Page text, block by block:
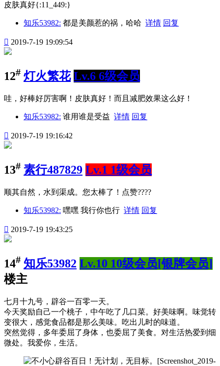
皮肤真好{:11_449:}
知乐53982: 都是美颜惹的祸，哈哈 详情 回复
 2019-7-19 19:09:54
12# 灯火繁花 Lv.6 6级会员
哇，好棒好厉害啊！皮肤真好！而且减肥效果这么好！
知乐53982: 谁用谁是受益 详情 回复
 2019-7-19 19:16:42
13# 素行487829 Lv.1 1级会员
顺其自然，水到渠成。您太棒了！点赞????
知乐53982: 嘿嘿 我行你也行 详情 回复
 2019-7-19 19:43:25
14# 知乐53982 Lv.10 10级会员[银牌会员]
楼主
七月十九号，辟谷一百零一天。
今天奖励自己一个桃子，中午吃了几口菜。好美味啊。味觉转
变很大，感觉食品都是那么美味。吃出儿时的味道。
突然觉得，多年委屈了身体，也委屈了美食。对生活热爱到细
微处。我爱你，生活。